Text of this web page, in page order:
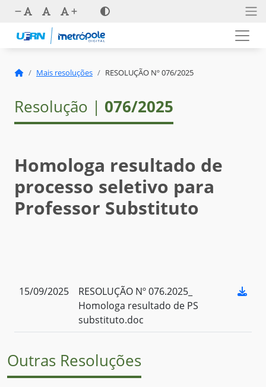
Mais resoluções RESOLUÇÃO Nº 076/2025
Resolução | 076/2025
Homologa resultado de
processo seletivo para
Professor Substituto
15/09/2025
RESOLUÇÃO Nº 076.2025_
Homologa resultado de PS
substituto.doc
Outras Resoluções